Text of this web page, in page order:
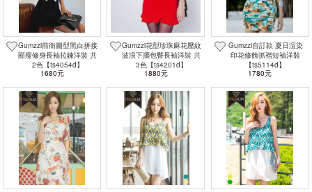
Gumzzi前衛圖型黑白拼接
顯瘦修身長袖拉鍊洋裝 共
2色【ts4054d】
1680元
Gumzzi花型珍珠麻花壓紋
波浪下擺包臀長袖洋裝 共
3色【ts4201d】
1880元
Gumzzi自訂款 夏日渲染
印花修飾抓褶短袖洋裝
【ts5114d】
1780元